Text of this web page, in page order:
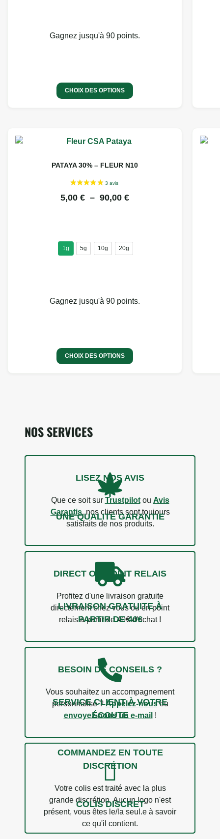
Gagnez jusqu'à 90 points.
CHOIX DES OPTIONS
PATAYA 30% – FLEUR N10
5,00 € – 90,00 €
1g 5g 10g 20g
Gagnez jusqu'à 90 points.
CHOIX DES OPTIONS
NOS SERVICES
UNE QUALITÉ GARANTIE
LISEZ NOS AVIS
Que ce soit sur Trustpilotou Avis
Garantis, nos clients sont toujours
satisfaits de nos produits.
LIVRAISON GRATUITE À
PARTIR DE 40€
DIRECT OU POINT RELAIS
Profitez d'une livraison gratuite
directement chez vous ou en point
relais à partir de 40€ d'achat !
SERVICE CLIENT À VOTRE
ÉCOUTE
BESOIN DE CONSEILS ?
Vous souhaitez un accompagnement
personnalisé ?Appelez-nousou
envoyez-nous un e-mail !
COLIS DISCRET
COMMANDEZ EN TOUTE
DISCRÉTION
Votre colis est traité avec la plus
grande discrétion. Aucun logo n'est
présent, vous êtes le/la seul.e à savoir
ce qu'il contient.